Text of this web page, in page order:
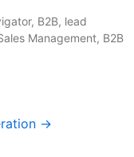
B2B, lead
Management, B2B
→